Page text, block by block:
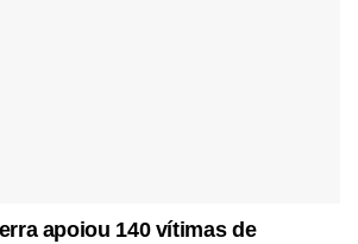
apoiou 140 vítimas de